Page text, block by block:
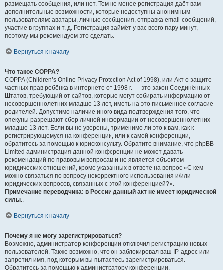
размещать сообщения, или нет. Тем не менее регистрация даёт вам
дополнительные возможности, которые недоступны анонимным
пользователям: аватары, личные сообщения, отправка email-сообщений,
участие в группах и т. д. Регистрация займёт у вас всего пару минут,
поэтому мы рекомендуем это сделать.
Вернуться к началу
Что такое COPPA?
COPPA (Children’s Online Privacy Protection Act of 1998), или Акт о защите
частных прав ребёнка в интернете от 1998 г. — это закон Соединённых
Штатов, требующий от сайтов, которые могут собирать информацию от
несовершеннолетних младше 13 лет, иметь на это письменное согласие
родителей. Допустимо наличие иного вида подтверждения того, что
опекуны разрешают сбор личной информации от несовершеннолетних
младше 13 лет. Если вы не уверены, применимо ли это к вам, как к
регистрирующемуся на конференции, или к самой конференции,
обратитесь за помощью к юрисконсульту. Обратите внимание, что phpBB
Limited администрация данной конференции не может давать
рекомендаций по правовым вопросам и не является объектом
юридических отношений, кроме указанных в ответе на вопрос «С кем
можно связаться по вопросу некорректного использования и/или
юридических вопросов, связанных с этой конференцией?».
Примечание переводчика: в России данный акт не имеет юридической
силы..
Вернуться к началу
Почему я не могу зарегистрироваться?
Возможно, администратор конференции отключил регистрацию новых
пользователей. Также возможно, что он заблокировал ваш IP-адрес или
запретил имя, под которым вы пытаетесь зарегистрироваться.
Обратитесь за помощью к администратору конференции.